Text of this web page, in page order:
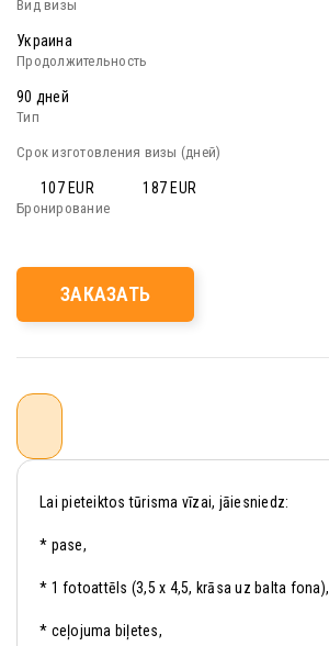
Украина
90 дней
107 EUR 187 EUR
ЗАКАЗАТЬ
Lai pieteiktos tūrisma vīzai, jāiesniedz:
* pase,
* 1 fotoattēls (3,5 x 4,5, krāsa uz balta fona),
* ceļojuma biļetes,